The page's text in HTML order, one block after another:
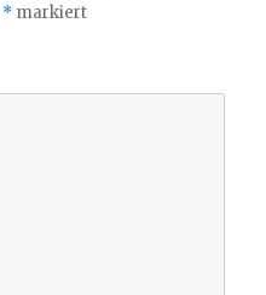
* markiert